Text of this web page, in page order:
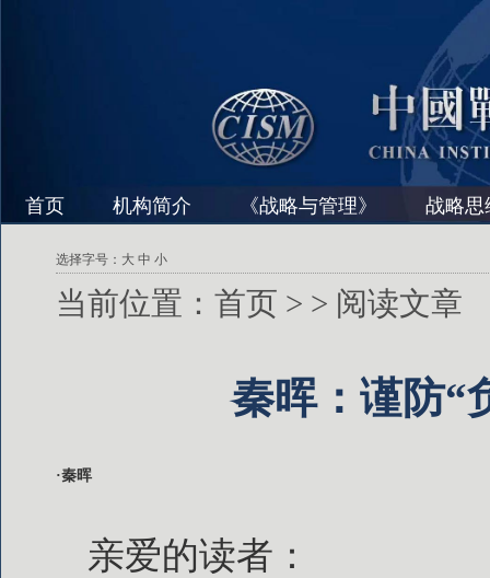
首页 机构简介 《战略与管理》 战略思
选择字号： 大 中 小
当前位置： 首页 > > 阅读文章
秦晖：谨防“
·秦晖
亲爱的读者：